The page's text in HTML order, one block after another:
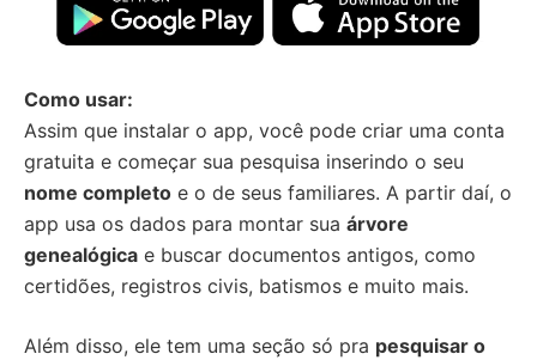
Como usar:
Assim que instalar o app, você pode criar uma conta
gratuita e começar sua pesquisa inserindo o seu
nome completo e o de seus familiares. A partir daí, o
app usa os dados para montar sua árvore
genealógica e buscar documentos antigos, como
certidões, registros civis, batismos e muito mais.
Além disso, ele tem uma seção só pra pesquisar o